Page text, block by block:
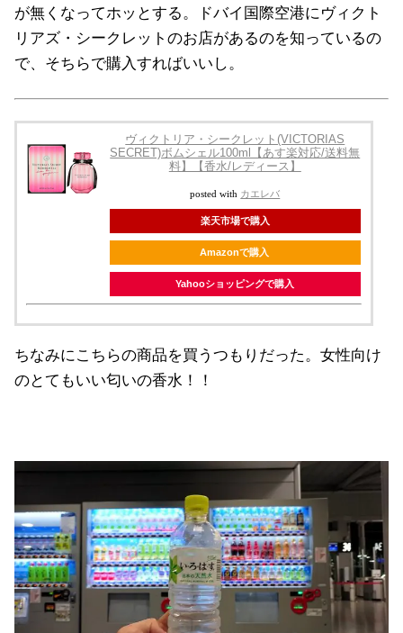
が無くなってホッとする。ドバイ国際空港にヴィクト
リアズ・シークレットのお店があるのを知っているの
で、そちらで購入すればいいし。
ヴィクトリア・シークレット(VICTORIAS
SECRET)ボムシェル100ml【あす楽対応/送料無
料】【香水/レディース】
posted with カエレバ
楽天市場で購入
Amazonで購入
Yahooショッピングで購入
ちなみにこちらの商品を買うつもりだった。女性向け
のとてもいい匂いの香水！！